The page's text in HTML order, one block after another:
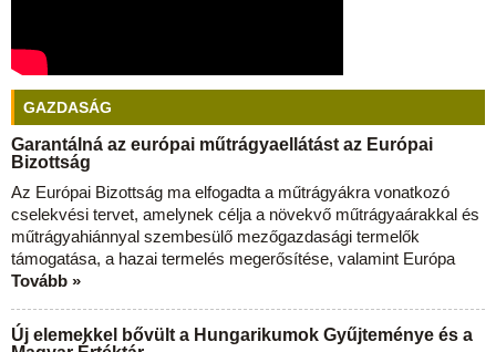
GAZDASÁG
Garantálná az európai műtrágyaellátást az Európai
Bizottság
Az Európai Bizottság ma elfogadta a műtrágyákra vonatkozó
cselekvési tervet, amelynek célja a növekvő műtrágyaárakkal és
műtrágyahiánnyal szembesülő mezőgazdasági termelők
támogatása, a hazai termelés megerősítése, valamint Európa
Tovább »
Új elemekkel bővült a Hungarikumok Gyűjteménye és a